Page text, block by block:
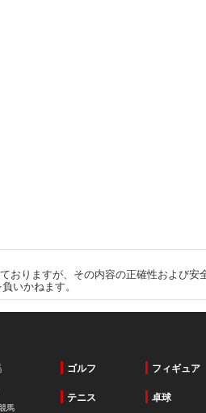
りますが、その内容の正確性および
いかねます。
馬
ゴルフ フィギュア
テニス 卓球